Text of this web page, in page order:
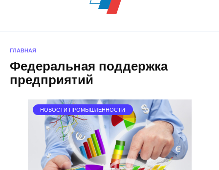
ГЛАВНАЯ
Федеральная поддержка
предприятий
НОВОСТИ ПРОМЫШЛЕННОСТИ